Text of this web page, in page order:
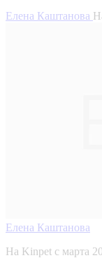
Елена Каштанова
Елена Каштанова
На Kinpet c марта